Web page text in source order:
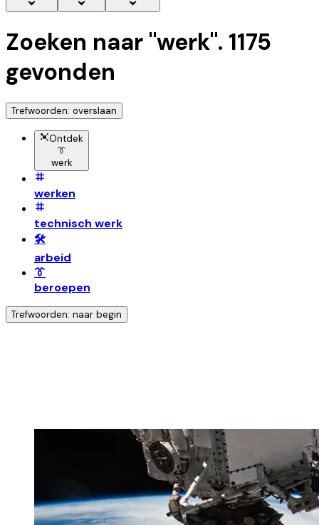
Zoeken naar "werk". 1175
gevonden
Trefwoorden: overslaan
Ontdek
👔
werk
werken
technisch werk
🛠️
arbeid
👔
beroepen
Trefwoorden: naar begin